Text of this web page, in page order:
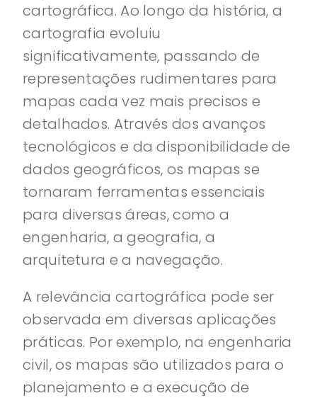
cartográfica. Ao longo da história, a
cartografia evoluiu
significativamente, passando de
representações rudimentares para
mapas cada vez mais precisos e
detalhados. Através dos avanços
tecnológicos e da disponibilidade de
dados geográficos, os mapas se
tornaram ferramentas essenciais
para diversas áreas, como a
engenharia, a geografia, a
arquitetura e a navegação.
A relevância cartográfica pode ser
observada em diversas aplicações
práticas. Por exemplo, na engenharia
civil, os mapas são utilizados para o
planejamento e a execução de